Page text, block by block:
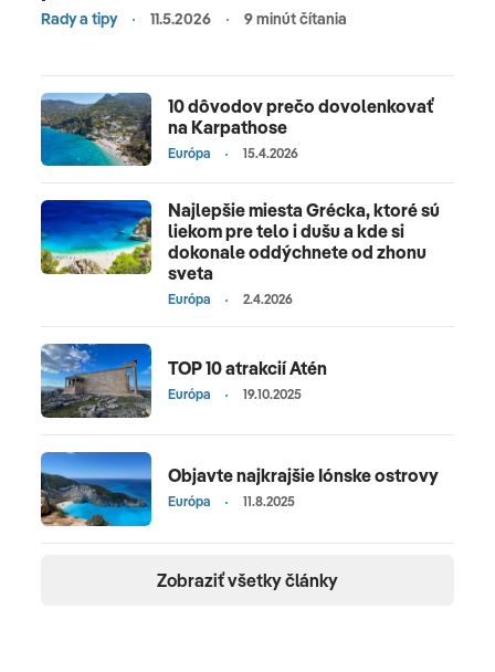
Rady a tipy 11.5.2026 9 minút čítania
10 dôvodov prečo dovolenkovať
na Karpathose
Európa 15.4.2026
Najlepšie miesta Grécka, ktoré sú
liekom pre telo i dušu a kde si
dokonale oddýchnete od zhonu
sveta
Európa 2.4.2026
TOP 10 atrakcií Atén
Európa 19.10.2025
Objavte najkrajšie Iónske ostrovy
Európa 11.8.2025
Zobraziť všetky články